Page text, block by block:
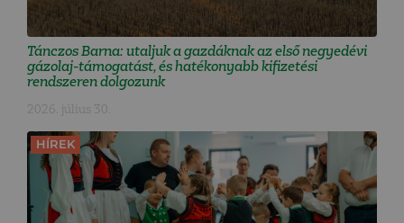
Tánczos Barna: utaljuk a gazdáknak az első negyedévi
gázolaj-támogatást, és hatékonyabb kifizetési
rendszeren dolgozunk
2026. július 30.
HÍREK